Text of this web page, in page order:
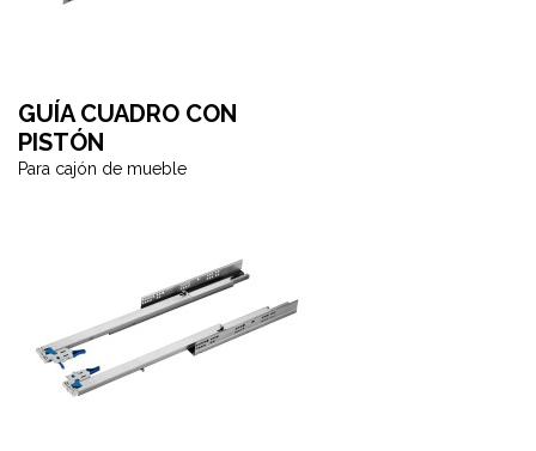
GUÍA CUADRO CON
PISTÓN
Para cajón de mueble